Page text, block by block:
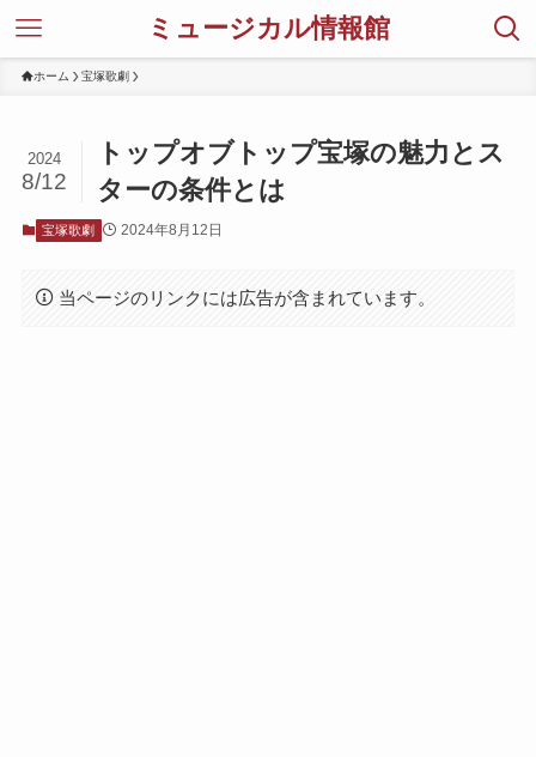
ミュージカル情報館
ホーム 宝塚歌劇
トップオブトップ宝塚の魅力とス
ターの条件とは
2024
8/12
宝塚歌劇 2024年8月12日
当ページのリンクには広告が含まれています。